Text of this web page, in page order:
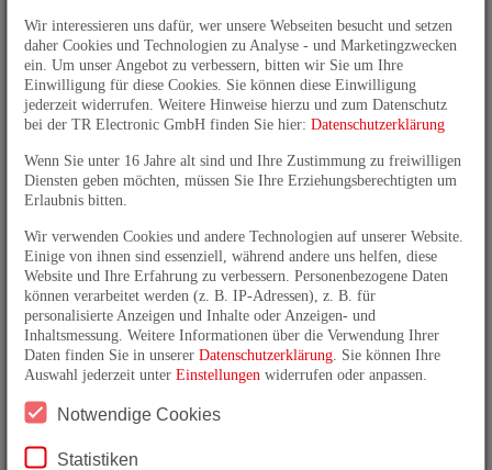
Merken
Vorteile
_ Betauungssicher
Fast Start-Up, FSU
_
Medienredundanz-Protokoll, MRP
_ PNO Encoder-Profil, KL 3/4
_ Preset "on the fly"
_ Salzwasserbeständig
_ Shared Device
_ SIL2, PLd
Taktsynchrone Anwendungen, IRT
Technische Daten zu Artikel CDH582M-
Wir interessieren uns dafür, wer unsere Webseiten besucht und setzen
daher Cookies und Technologien zu Analyse - und Marketingzwecken
ein. Um unser Angebot zu verbessern, bitten wir Sie um Ihre
Einwilligung für diese Cookies. Sie können diese Einwilligung
jederzeit widerrufen. Weitere Hinweise hierzu und zum Datenschutz
bei der TR Electronic GmbH finden Sie hier:Datenschutzerklärung
Wenn Sie unter 16 Jahre alt sind und Ihre Zustimmung zu freiwilligen
Diensten geben möchten, müssen Sie Ihre Erziehungsberechtigten um
Erlaubnis bitten.
Wir verwenden Cookies und andere Technologien auf unserer Website.
Einige von ihnen sind essenziell, während andere uns helfen, diese
Website und Ihre Erfahrung zu verbessern. Personenbezogene Daten
können verarbeitet werden (z. B. IP-Adressen), z. B. für
personalisierte Anzeigen und Inhalte oder Anzeigen- und
Inhaltsmessung. Weitere Informationen über die Verwendung Ihrer
Daten finden Sie in unsererDatenschutzerklärung . Sie können Ihre
Auswahl jederzeit unterEinstellungen widerrufen oder anpassen.
Notwendige Cookies
Statistiken